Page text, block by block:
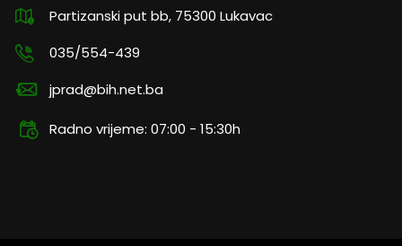
Partizanski put bb, 75300 Lukavac
035/554-439
jprad@bih.net.ba
Radno vrijeme: 07:00 - 15:30h